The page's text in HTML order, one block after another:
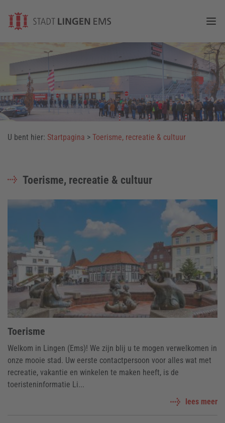
U bent hier: Startpagina > Toerisme, recreatie & cultuur
Toerisme, recreatie & cultuur
Toerisme
Welkom in Lingen (Ems)! We zijn blij u te mogen verwelkomen in
onze mooie stad. Uw eerste contactpersoon voor alles wat met
recreatie, vakantie en winkelen te maken heeft, is de
toeristeninformatie Li...
lees meer